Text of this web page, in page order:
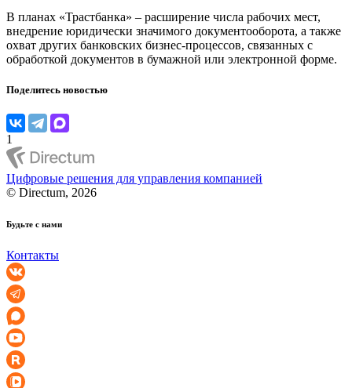
В планах «Трастбанка» – расширение числа рабочих мест,
внедрение юридически значимого документооборота, а также
охват других банковских бизнес-процессов, связанных с
обработкой документов в бумажной или электронной форме.
Поделитесь новостью
1
Цифровые решения для управления компанией
© Directum, 2026
Будьте с нами
Контакты